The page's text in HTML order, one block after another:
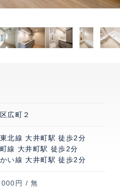
広町２
北線 大井町駅 徒歩2分
線 大井町駅 徒歩2分
い線 大井町駅 徒歩2分
円 / 無